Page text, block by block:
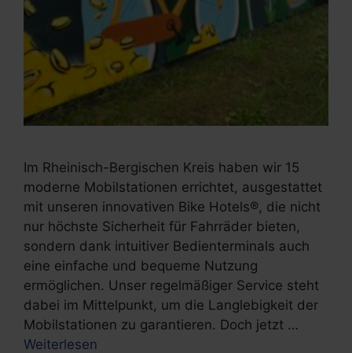
Im Rheinisch-Bergischen Kreis haben wir 15
moderne Mobilstationen errichtet, ausgestattet
mit unseren innovativen Bike Hotels®, die nicht
nur höchste Sicherheit für Fahrräder bieten,
sondern dank intuitiver Bedienterminals auch
eine einfache und bequeme Nutzung
ermöglichen. Unser regelmäßiger Service steht
dabei im Mittelpunkt, um die Langlebigkeit der
Mobilstationen zu garantieren. Doch jetzt …
Weiterlesen